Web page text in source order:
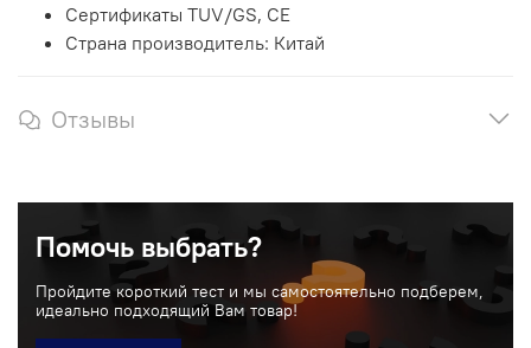
Сертификаты TUV/GS, CE
Страна производитель: Китай
Отзывы
Помочь выбрать?
Пройдите короткий тест и мы самостоятельно подберем,
идеально подходящий Вам товар!